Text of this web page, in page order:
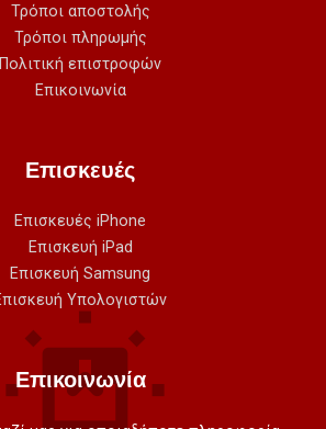
Τρόποι αποστολής
Τρόποι πληρωμής
Πολιτική επιστροφών
Επικοινωνία
Επισκευές
Επισκευές iPhone
Επισκευή iPad
Επισκευή Samsung
Υπολογιστών
Επικοινωνία